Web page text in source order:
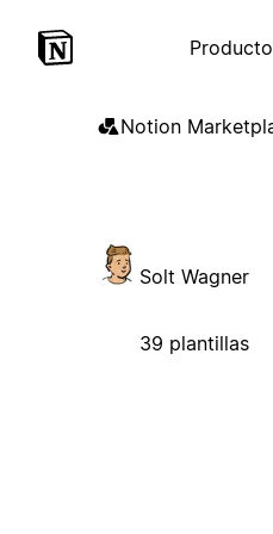
Producto
Notion
Solt Wagner
39 plantillas